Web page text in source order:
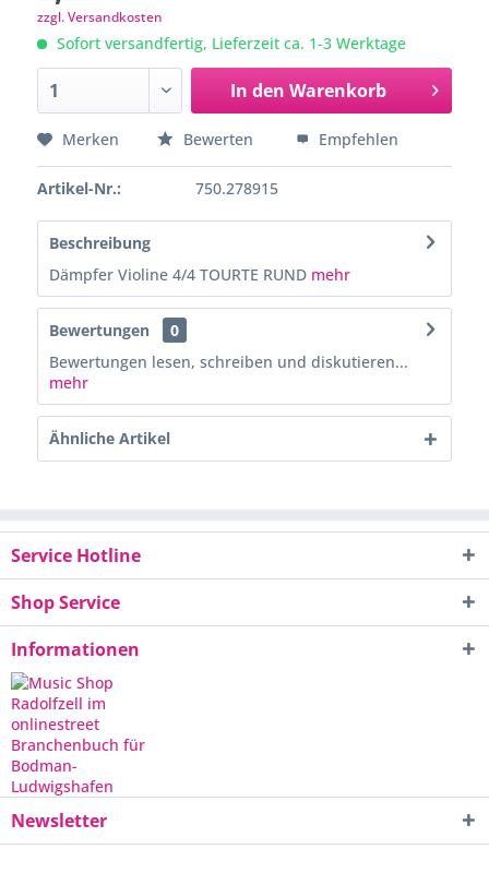
zzgl. Versandkosten
Sofort versandfertig, Lieferzeit ca. 1-3 Werktage
In den Warenkorb
Merken Bewerten Empfehlen
Artikel-Nr.: 750.278915
Beschreibung
Dämpfer Violine 4/4 TOURTE RUND mehr
Bewertungen
0
Bewertungen lesen, schreiben und diskutieren...
mehr
Ähnliche Artikel
Service Hotline
Shop Service
Informationen
Newsletter